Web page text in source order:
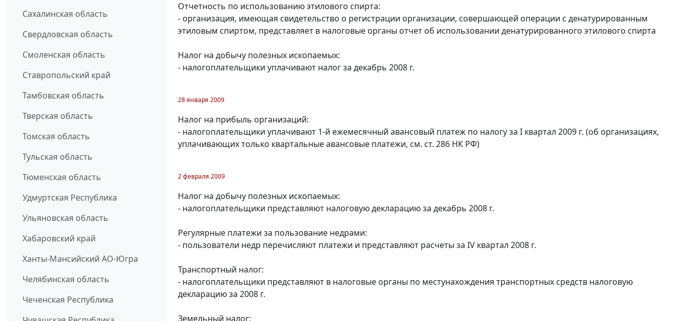
Сахалинская область
Свердловская область
Смоленская область
Ставропольский край
Тамбовская область
Тверская область
Томская область
Тульская область
Тюменская область
Удмуртская Республика
Ульяновская область
Хабаровский край
Ханты-Мансийский АО-Югра
Челябинская область
Чеченская Республика
Отчетность по использованию этилового спирта:
- организация, имеющая свидетельство о регистрации организации, совершающей операции с денатурированным
этиловым спиртом, представляет в налоговые органы отчет об использовании денатурированного этилового спирта
Налог на добычу полезных ископаемых:
- налогоплательщики уплачивают налог за декабрь 2008 г.
28 января 2009
Налог на прибыль организаций:
- налогоплательщики уплачивают 1-й ежемесячный авансовый платеж по налогу за I квартал 2009 г. (об организациях,
уплачивающих только квартальные авансовые платежи, см. ст. 286 НК РФ)
2 февраля 2009
Налог на добычу полезных ископаемых:
- налогоплательщики представляют налоговую декларацию за декабрь 2008 г.
Регулярные платежи за пользование недрами:
- пользователи недр перечисляют платежи и представляют расчеты за IV квартал 2008 г.
Транспортный налог:
- налогоплательщики представляют в налоговые органы по местунахождения транспортных средств налоговую
декларацию за 2008 г.
Земельный налог: